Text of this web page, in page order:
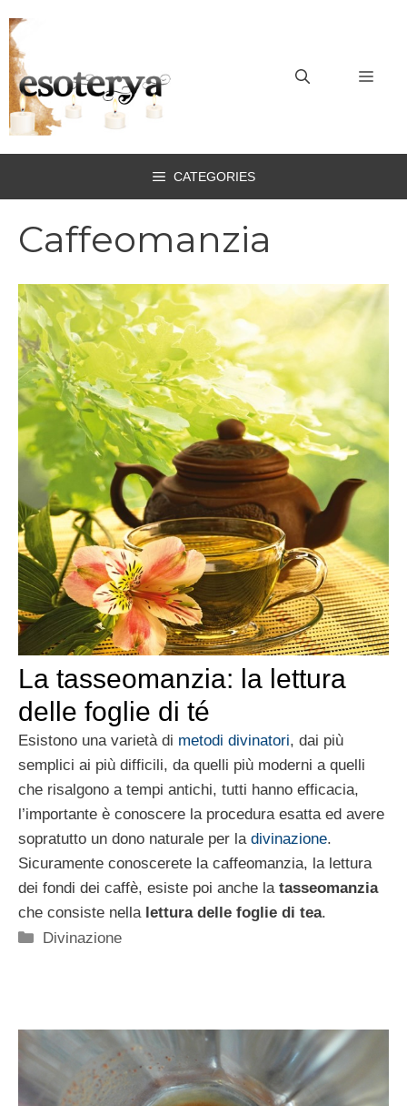
al
contenuto
CATEGORIES
Caffeomanzia
La tasseomanzia: la lettura
delle foglie di té
Esistono una varietà di metodi divinatori, dai più
semplici ai più difficili, da quelli più moderni a quelli
che risalgono a tempi antichi, tutti hanno efficacia,
l’importante è conoscere la procedura esatta ed avere
sopratutto un dono naturale per la divinazione.
Sicuramente conoscerete la caffeomanzia, la lettura
dei fondi dei caffè, esiste poi anche la tasseomanzia
che consiste nella lettura delle foglie di tea.
Categorie
Divinazione